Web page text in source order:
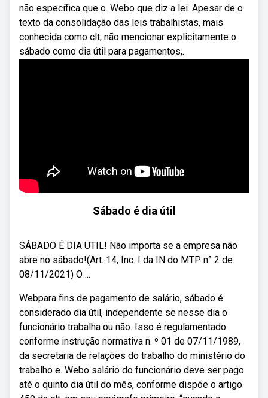
não específica que o. Webo que diz a lei. Apesar de o
texto da consolidação das leis trabalhistas, mais
conhecida como clt, não mencionar explicitamente o
sábado como dia útil para pagamentos,.
Sábado é dia útil
SÁBADO É DIA UTIL! Não importa se a empresa não
abre no sábado!(Art. 14, Inc. I da IN do MTP n° 2 de
08/11/2021) O ...
Webpara fins de pagamento de salário, sábado é
considerado dia útil, independente se nesse dia o
funcionário trabalha ou não. Isso é regulamentado
conforme instrução normativa n. º 01 de 07/11/1989,
da secretaria de relações do trabalho do ministério do
trabalho e. Webo salário do funcionário deve ser pago
até o quinto dia útil do mês, conforme dispõe o artigo